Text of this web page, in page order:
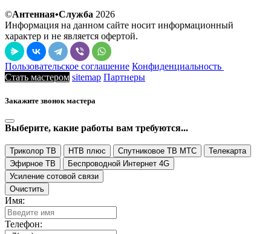
©Антенная•Служба 2026
Информация на данном сайте носит информационный
характер и не является офертой.
Пользовательское соглашение Конфиденциальность
Стать мастером sitemap Партнеры
Закажите звонок мастера
Выберите, какие работы вам требуются...
Триколор ТВ НТВ плюс Спутниковое ТВ МТС
Телекарта
Эфирное ТВ
Беспроводной Интернет 4G
Усиление сотовой связи
Очистить
Имя:
Телефон: